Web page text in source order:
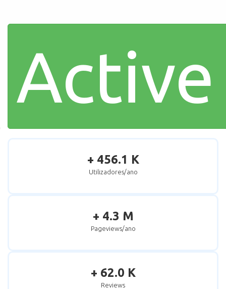
+ 456.1 K
Utilizadores/ano
+ 4.3 M
Pageviews/ano
+ 62.0 K
Reviews